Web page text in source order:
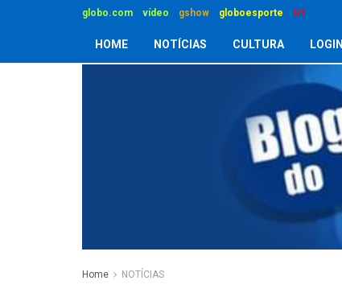
globo.com vídeo gshow globoesporte G1
HOME NOTÍCIAS CULTURA LOGIN
Home NOTÍCIAS